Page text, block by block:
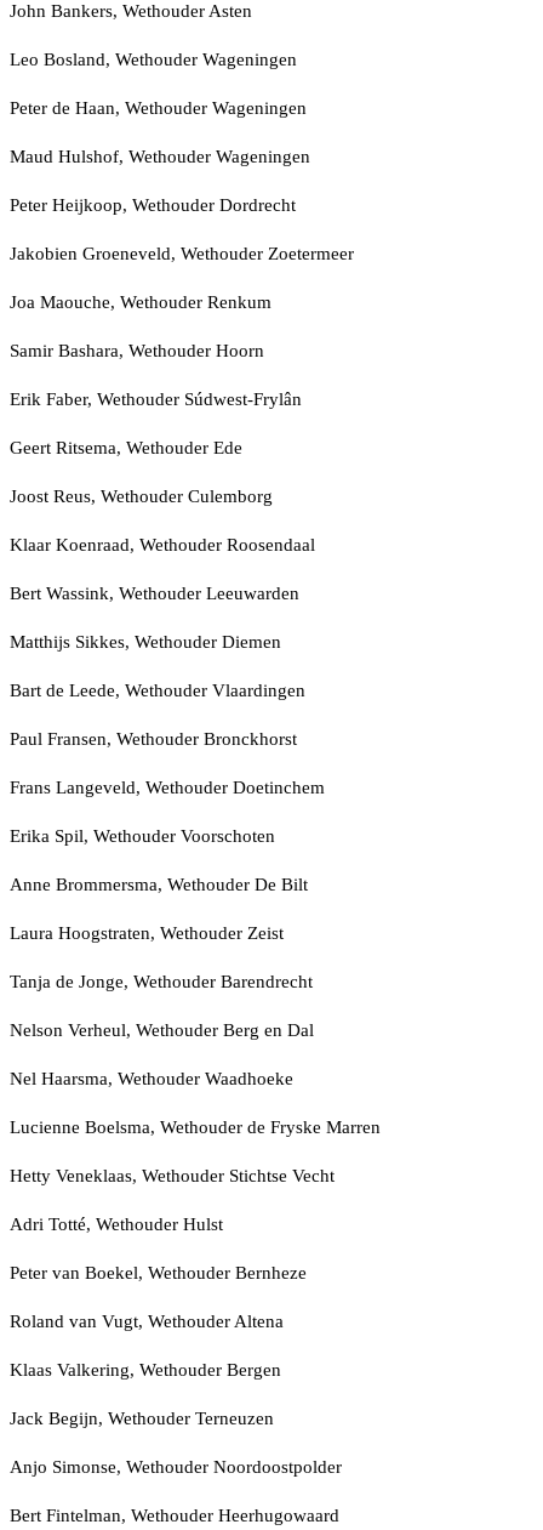
John Bankers, Wethouder Asten
Leo Bosland, Wethouder Wageningen
Peter de Haan, Wethouder Wageningen
Maud Hulshof, Wethouder Wageningen
Peter Heijkoop, Wethouder Dordrecht
Jakobien Groeneveld, Wethouder Zoetermeer
Joa Maouche, Wethouder Renkum
Samir Bashara, Wethouder Hoorn
Erik Faber, Wethouder Súdwest-Frylân
Geert Ritsema, Wethouder Ede
Joost Reus, Wethouder Culemborg
Klaar Koenraad, Wethouder Roosendaal
Bert Wassink, Wethouder Leeuwarden
Matthijs Sikkes, Wethouder Diemen
Bart de Leede, Wethouder Vlaardingen
Paul Fransen, Wethouder Bronckhorst
Frans Langeveld, Wethouder Doetinchem
Erika Spil, Wethouder Voorschoten
Anne Brommersma, Wethouder De Bilt
Laura Hoogstraten, Wethouder Zeist
Tanja de Jonge, Wethouder Barendrecht
Nelson Verheul, Wethouder Berg en Dal
Nel Haarsma, Wethouder Waadhoeke
Lucienne Boelsma, Wethouder de Fryske Marren
Hetty Veneklaas, Wethouder Stichtse Vecht
Adri Totté, Wethouder Hulst
Peter van Boekel, Wethouder Bernheze
Roland van Vugt, Wethouder Altena
Klaas Valkering, Wethouder Bergen
Jack Begijn, Wethouder Terneuzen
Anjo Simonse, Wethouder Noordoostpolder
Bert Fintelman, Wethouder Heerhugowaard